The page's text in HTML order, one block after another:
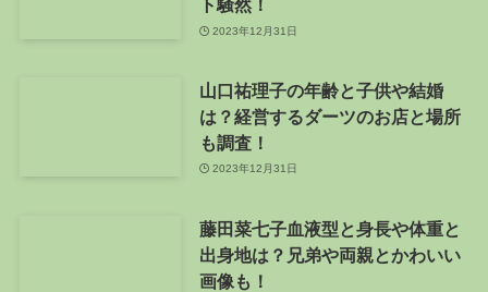
ト騒然！
2023年12月31日
山口祐理子の年齢と子供や結婚
は？経営するダーツのお店と場所
も調査！
2023年12月31日
藤田菜七子血液型と身長や体重と
出身地は？兄弟や両親とかわいい
画像も！